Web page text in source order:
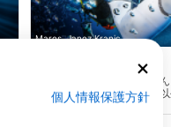
Mares, Janez Kranjc
(★3.6)
浅い練習場。砂底。ほと
守られている。大潮の時
引かない。最も浅い部分
近く、約1mから10mまで
個人情報保護方針